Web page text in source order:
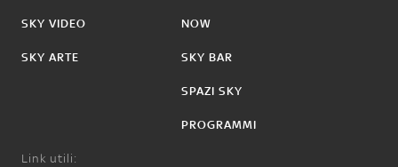
SKY VIDEO
SKY ARTE
NOW
SKY BAR
SPAZI SKY
PROGRAMMI
Link utili: